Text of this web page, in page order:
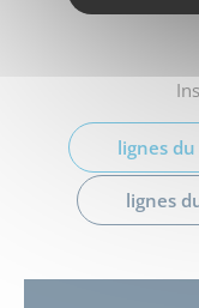
lignes
lignes